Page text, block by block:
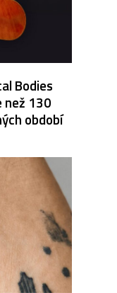
Bodies
než 130
období